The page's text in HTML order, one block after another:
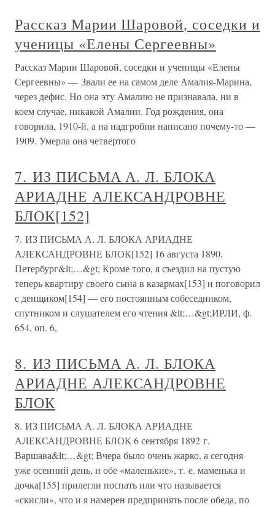
Рассказ Марии Шаровой, соседки и
ученицы «Елены Сергеевны»
Рассказ Марии Шаровой, соседки и ученицы «Елены
Сергеевны» — Звали ее на самом деле Амалия-Марина,
через дефис. Но она эту Амалию не признавала, ни в
коем случае, никакой Амалии. Год рождения, она
говорила, 1910-й, а на надгробии написано почему-то —
1909. Умерла она четвертого
7. ИЗ ПИСЬМА А. Л. БЛОКА
АРИАДНЕ АЛЕКСАНДРОВНЕ
БЛОК[152]
7. ИЗ ПИСЬМА А. Л. БЛОКА АРИАДНЕ
АЛЕКСАНДРОВНЕ БЛОК[152] 16 августа 1890.
Петербург&lt;…&gt; Кроме того, я съездил на пустую
теперь квартиру своего сына в казармах[153] и поговорил
с денщиком[154] — его постоянным собеседником,
спутником и слушателем его чтения &lt;…&gt;ИРЛИ, ф.
654, оп. 6,
8. ИЗ ПИСЬМА А. Л. БЛОКА
АРИАДНЕ АЛЕКСАНДРОВНЕ
БЛОК
8. ИЗ ПИСЬМА А. Л. БЛОКА АРИАДНЕ
АЛЕКСАНДРОВНЕ БЛОК 6 сентября 1892 г.
Варшава&lt;…&gt; Вчера было очень жарко, а сегодня
уже осенний день, и обе «маленькие», т. е. маменька и
дочка[155] прилегли поспать или что называется
«скисли», что и я намерен предпринять после обеда, по